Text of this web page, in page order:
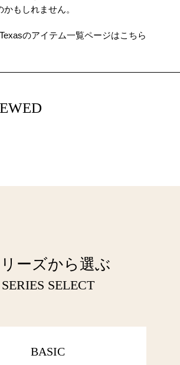
もしれません。
のアイテム一覧ページはこちら
ーズから選ぶ
SERIES SELECT
BASIC